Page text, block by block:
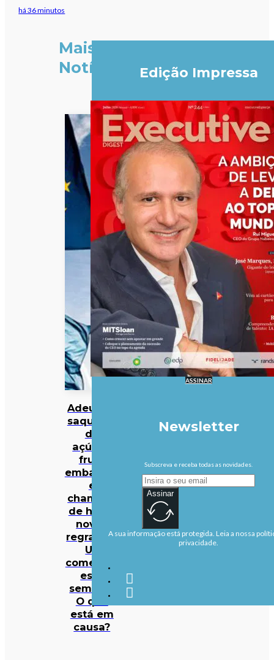
há 36 minutos
Mais
Notícias
Adeus às
saquetas
de
açúcar,
fruta
embalada
e
champôs
de hotel:
novas
regras da
UE
começam
esta
semana.
O que
está em
causa?
Edição Impressa
ASSINAR
Newsletter
Subscreva e receba todas as novidades.
Assinar
A sua informação está protegida. Leia a nossa
privacidade.